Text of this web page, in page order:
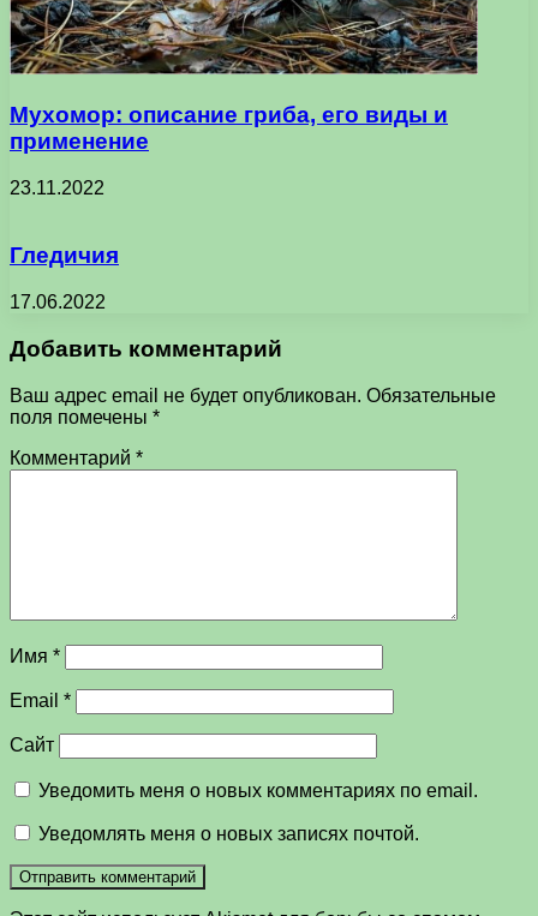
Мухомор: описание гриба, его виды и
применение
23.11.2022
Гледичия
17.06.2022
Добавить комментарий
Ваш адрес email не будет опубликован. Обязательные
поля помечены *
Комментарий *
Имя *
Email *
Сайт
Уведомить меня о новых комментариях по email.
Уведомлять меня о новых записях почтой.